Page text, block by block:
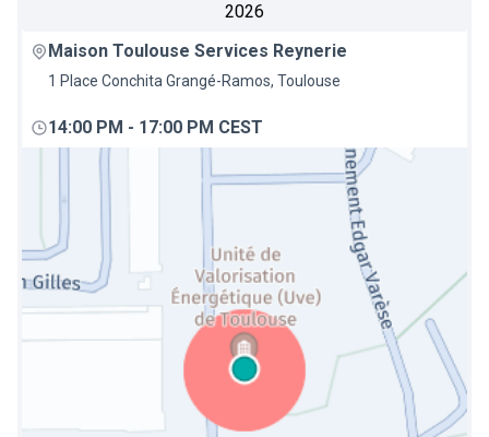
2026
Maison Toulouse Services Reynerie
1 Place Conchita Grangé-Ramos, Toulouse
14:00 PM - 17:00 PM CEST